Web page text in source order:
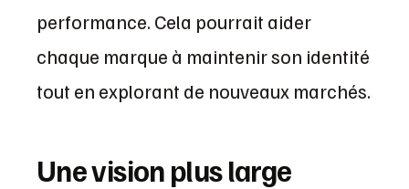
performance. Cela pourrait aider
chaque marque à maintenir son identité
tout en explorant de nouveaux marchés.
Une vision plus large